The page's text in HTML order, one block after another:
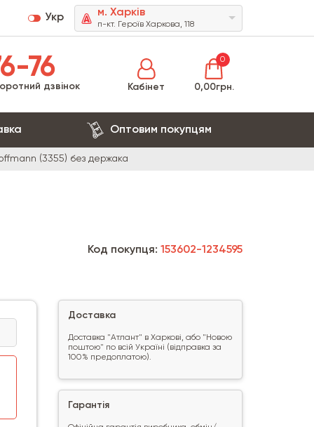
Укр м. Харків
п-кт. Героїв Харкова, 118
76
дзвінок Кабінет
0
0,00грн.
Оптовим покупцям
(3355) без держака
Код покупця: 153602-1234595
Доставка
Доставка "Атлант" в Харкові, або "Новою
поштою" по всій Україні (відправка за
100% предоплатою).
Гарантія